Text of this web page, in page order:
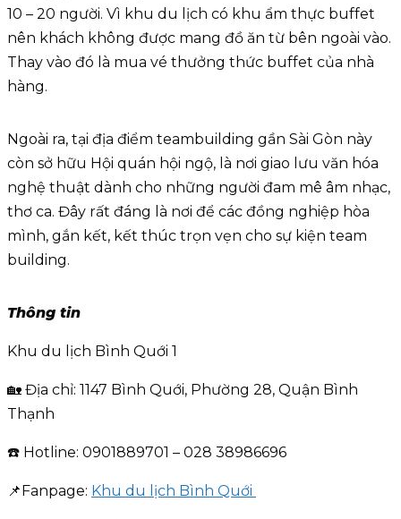
10 – 20 người. Vì khu du lịch có khu ẩm thực buffet
nên khách không được mang đồ ăn từ bên ngoài vào.
Thay vào đó là mua vé thưởng thức buffet của nhà
hàng.
Ngoài ra, tại địa điểm teambuilding gần Sài Gòn này
còn sở hữu Hội quán hội ngộ, là nơi giao lưu văn hóa
nghệ thuật dành cho những người đam mê âm nhạc,
thơ ca. Đây rất đáng là nơi để các đồng nghiệp hòa
mình, gắn kết, kết thúc trọn vẹn cho sự kiện team
building.
Thông tin
Khu du lịch Bình Quới 1
🏡 Địa chỉ: 1147 Bình Quới, Phường 28, Quận Bình
Thạnh
☎️ Hotline: 0901889701 – 028 38986696
📌Fanpage: Khu du lịch Bình Quới